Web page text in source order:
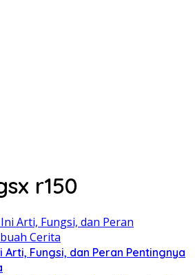
r150
Arti, Fungsi, dan Peran Pentingnya